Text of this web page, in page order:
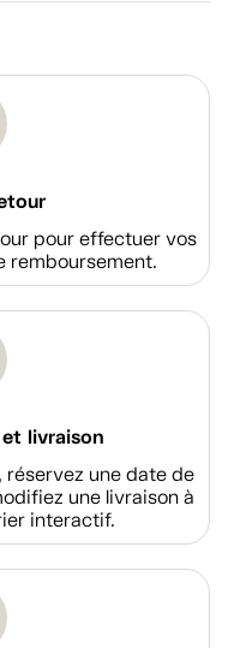
pour effectuer vos
remboursement.
livraison
une date de
une livraison à
interactif.